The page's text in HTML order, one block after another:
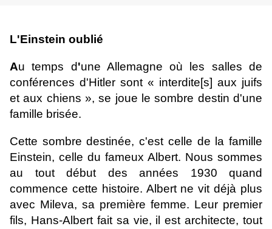
L'Einstein oublié
Au temps d'une Allemagne où les salles de
conférences d'Hitler sont « interdite[s] aux juifs
et aux chiens », se joue le sombre destin d'une
famille brisée.
Cette sombre destinée, c'est celle de la famille
Einstein, celle du fameux Albert. Nous sommes
au tout début des années 1930 quand
commence cette histoire. Albert ne vit déjà plus
avec Mileva, sa première femme. Leur premier
fils, Hans-Albert fait sa vie, il est architecte, tout